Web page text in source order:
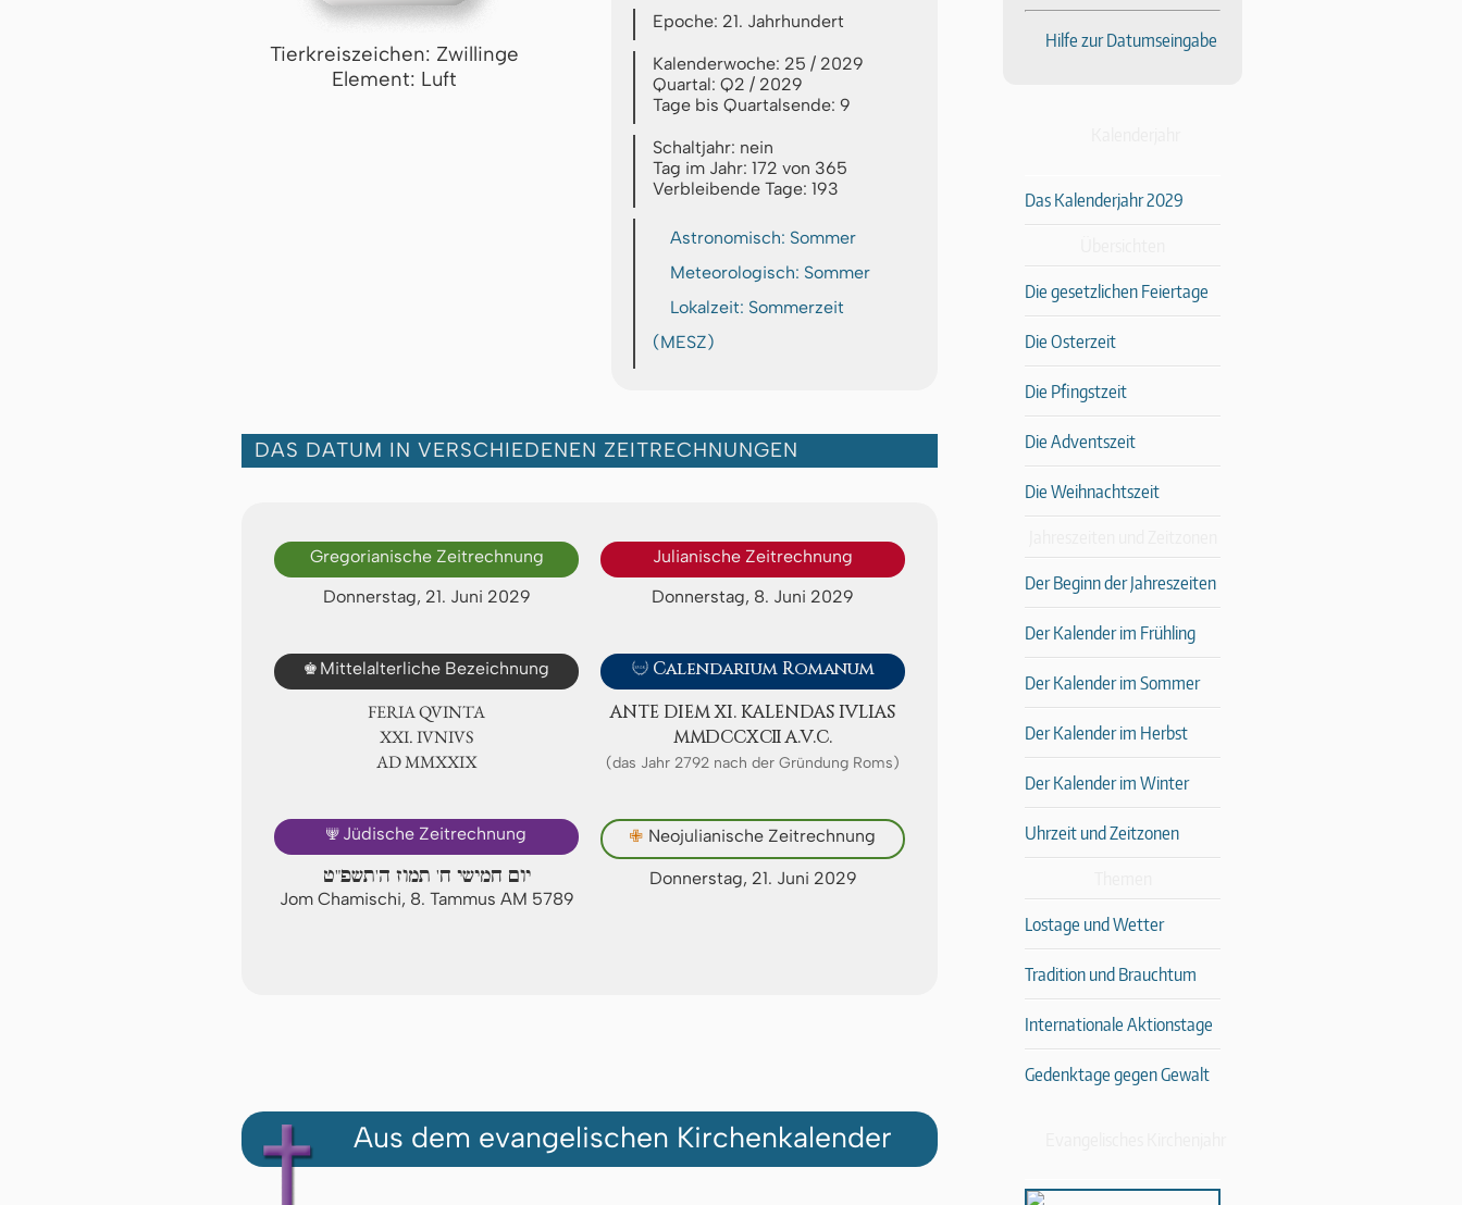
Tierkreiszeichen: Zwillinge
Element: Luft
Epoche: 21. Jahrhundert
Kalenderwoche: 25 / 2029
Quartal: Q2 / 2029
Tage bis Quartalsende: 9
Schaltjahr: nein
Tag im Jahr: 172 von 365
Verbleibende Tage: 193
Astronomisch: Sommer
Meteorologisch: Sommer
Lokalzeit: Sommerzeit
(MESZ)
DAS DATUM IN VERSCHIEDENEN ZEITRECHNUNGEN
Gregorianische Zeitrechnung
Donnerstag, 21. Juni 2029
Julianische Zeitrechnung
Donnerstag, 8. Juni 2029
♚ Mittelalterliche Bezeichnung
FERIA QUINTA
ⅩⅪ. IVNIVS
AD ⅯⅯⅩⅩⅨ
 Calendarium Romanum
ANTE DIEM XI. KA­LEN­DAS IVLIAS
ⅯⅯⅮⅭⅭⅩⅭⅡ A.V.C.
(das Jahr 2792 nach der Gründung Roms)
🕎 Jüdische Zeitrechnung
יום חמישי ח' תמוז ה'תשפ"ט
Jom Chamischi, 8. Tammus AM 5789
✙ Neojulianische Zeitrechnung
Donnerstag, 21. Juni 2029
Aus dem evangelischen Kirchenkalender
Hilfe zur Datumseingabe
Das Kalenderjahr 2029
Die gesetzlichen Feiertage
Die Osterzeit
Die Pfingstzeit
Die Adventszeit
Die Weihnachtszeit
Der Beginn der Jahreszeiten
Der Kalender im Frühling
Der Kalender im Sommer
Der Kalender im Herbst
Der Kalender im Winter
Uhrzeit und Zeitzonen
Lostage und Wetter
Tradition und Brauchtum
Internationale Aktionstage
Gedenktage gegen Gewalt